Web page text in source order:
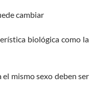
cambiar
biológica como la
mismo sexo deben ser